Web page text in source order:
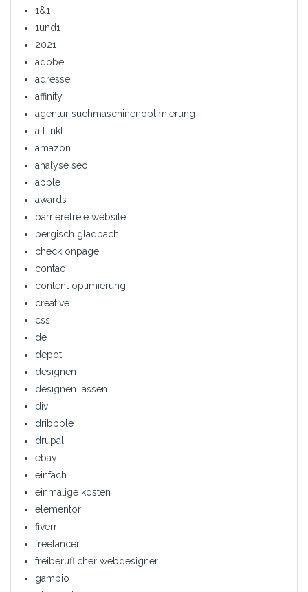
1&1
1und1
2021
adobe
adresse
affinity
agentur suchmaschinenoptimierung
all inkl
amazon
analyse seo
apple
awards
barrierefreie website
bergisch gladbach
check onpage
contao
content optimierung
creative
css
de
depot
designen
designen lassen
divi
dribbble
drupal
ebay
einfach
einmalige kosten
elementor
fiverr
freelancer
freiberuflicher webdesigner
gambio